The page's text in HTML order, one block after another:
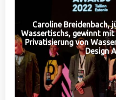
Caroline Breidenbach,
Wassertischs, gewinnt
Privatisierung von
Design